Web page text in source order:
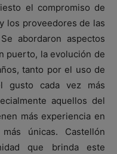
el compromiso de
los proveedores de las
abordaron aspectos
puerto, la evolución de
tanto por el uso de
gusto cada vez más
aquellos del
más experiencia en
únicas. Castellón
que brinda este